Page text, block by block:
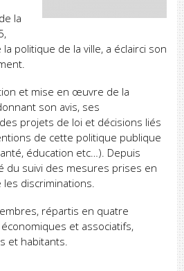
la
politique de la ville, a éclairci son
et mise en œuvre de la
son avis, ses
projets de loi et décisions liés
de cette politique publique
éducation etc…). Depuis
du suivi des mesures prises en
discriminations.
répartis en quatre
et associatifs,
et habitants.